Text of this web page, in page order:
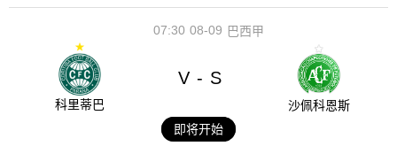
08-09
07:30 巴西甲
科里蒂巴
V - S
沙佩科恩斯
即将开始